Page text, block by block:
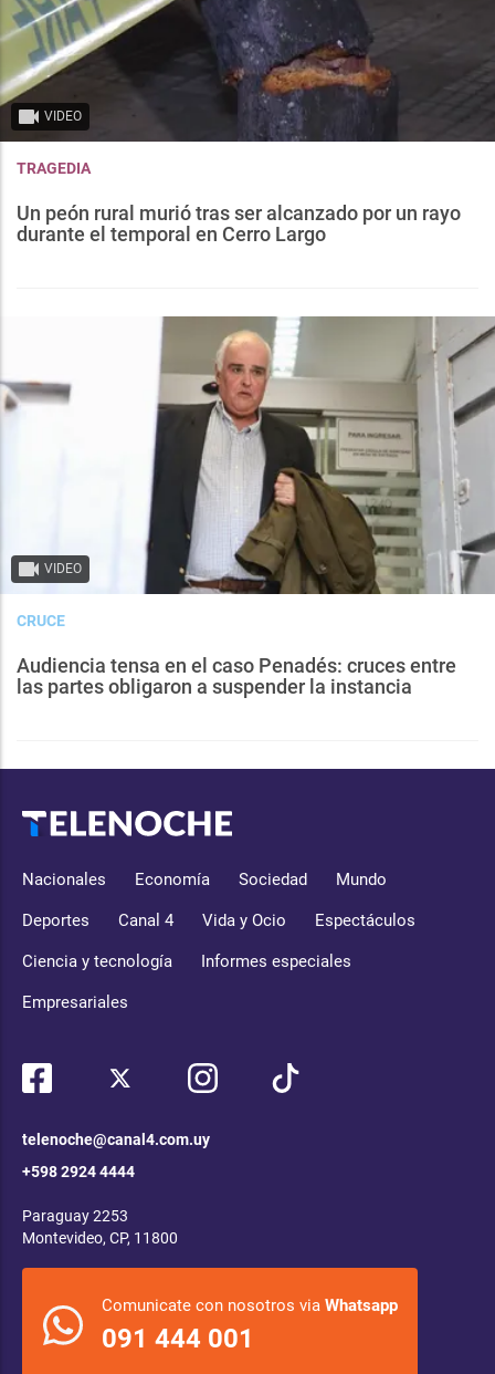
VIDEO
TRAGEDIA
Un peón rural murió tras ser alcanzado por un rayo
durante el temporal en Cerro Largo
VIDEO
CRUCE
Audiencia tensa en el caso Penadés: cruces entre
las partes obligaron a suspender la instancia
Nacionales Economía Sociedad Mundo
Deportes Canal 4 Vida y Ocio Espectáculos
Ciencia y tecnología Informes especiales
Empresariales
telenoche@canal4.com.uy
+598 2924 4444
Paraguay 2253
Montevideo, CP, 11800
Comunicate con nosotros via Whatsapp
091 444 001